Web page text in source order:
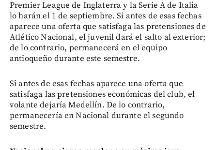
Premier League de Inglaterra y la Serie A de Italia
lo harán el 1 de septiembre. Si antes de esas fechas
aparece una oferta que satisfaga las pretensiones de
Atlético Nacional, el juvenil dará el salto al exterior;
de lo contrario, permanecerá en el equipo
antioqueño durante este semestre.
Si antes de esas fechas aparece una oferta que
satisfaga las pretensiones económicas del club, el
volante dejaría Medellín. De lo contrario,
permanecería en Nacional durante el segundo
semestre.